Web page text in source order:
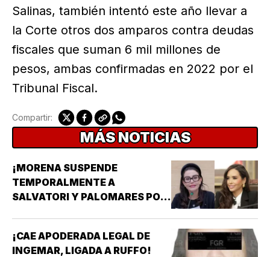
Salinas, también intentó este año llevar a
la Corte otros dos amparos contra deudas
fiscales que suman 6 mil millones de
pesos, ambas confirmadas en 2022 por el
Tribunal Fiscal.
Compartir:
MÁS NOTICIAS
¡MORENA SUSPENDE
TEMPORALMENTE A
SALVATORI Y PALOMARES POR
¡CAE APODERADA LEGAL DE
INGEMAR, LIGADA A RUFFO!